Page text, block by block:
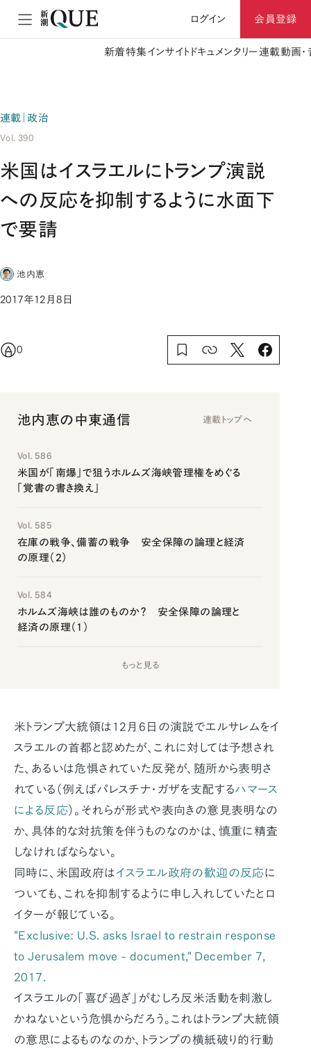
ログイン 会員登録
新着特集 インサイト ドキュメンタリー 連載動画
連載｜政治
Vol. 390
米国はイスラエルにトランプ演説
への反応を抑制するように水面下
で要請
池内恵
2017年12月8日
0
池内恵の中東通信 連載トップへ
Vol. 586
米国が「南爆」で狙うホルムズ海峡管理権をめぐる
「覚書の書き換え」
Vol. 585
在庫の戦争、備蓄の戦争 安全保障の論理と経済
の原理（2）
Vol. 584
ホルムズ海峡は誰のものか？ 安全保障の論理と
経済の原理（1）
もっと見る
米トランプ大統領は12月6日の演説でエルサレムをイ
スラエルの首都と認めたが、これに対しては予想され
た、あるいは危惧されていた反発が、随所から表明さ
れている（例えばパレスチナ・ガザを支配するハマース
による反応）。それらが形式や表向きの意見表明なの
か、具体的な対抗策を伴うものなのかは、慎重に精査
しなければならない。
同時に、米国政府はイスラエル政府の歓迎の反応に
ついても、これを抑制するように申し入れしていたとロ
イターが報じている。
"Exclusive: U.S. asks Israel to restrain response
to Jerusalem move - document," December 7,
2017.
イスラエルの「喜び過ぎ」がむしろ反米活動を刺激し
かねないという危惧からだろう。これはトランプ大統領
の意思によるものなのか、トランプの横紙破り的行動